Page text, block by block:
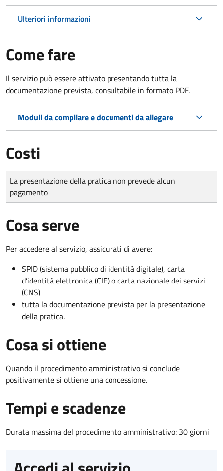
Ulteriori informazioni
Come fare
Il servizio può essere attivato presentando tutta la
documentazione prevista, consultabile in formato PDF.
Moduli da compilare e documenti da allegare
Costi
Tipo di pagamento
Importo
La presentazione della pratica non prevede alcun
pagamento
Cosa serve
Per accedere al servizio, assicurati di avere:
SPID (sistema pubblico di identità digitale), carta
d’identità elettronica (CIE) o carta nazionale dei servizi
(CNS)
tutta la documentazione prevista per la presentazione
della pratica.
Cosa si ottiene
Quando il procedimento amministrativo si conclude
positivamente si ottiene una concessione.
Tempi e scadenze
Durata massima del procedimento amministrativo: 30 giorni